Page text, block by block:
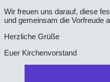
Wir freuen uns darauf, diese
und gemeinsam die Vorfreude
Herzliche Grüße
Euer Kirchenvorstand